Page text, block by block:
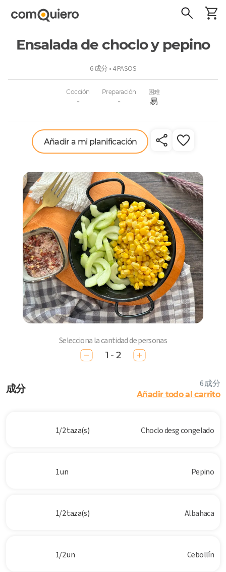
Ensalada de choclo y pepino
6 成分 • 4 PASOS
Cocción
-
Preparación
-
困难
易
Añadir a mi planificación
Selecciona la cantidad de personas
1 - 2
成分 6 成分
Añadir todo al carrito
1/2 taza(s) Choclo desg congelado
1 un Pepino
1/2 taza(s) Albahaca
1/2 un Cebollín